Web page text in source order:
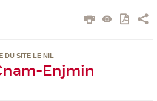
DU SITE LE NIL
Enjmin